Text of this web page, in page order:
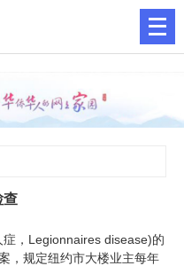
查
，Legionnaires disease)的
，规定纽约市大楼业主每年